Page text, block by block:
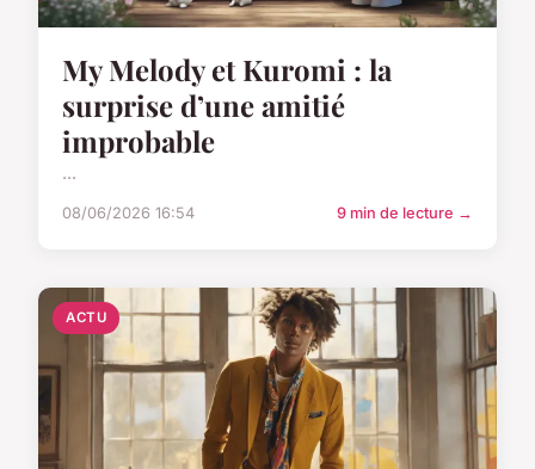
My Melody et Kuromi : la
surprise d’une amitié
improbable
...
08/06/2026 16:54 9 min de lecture →
ACTU